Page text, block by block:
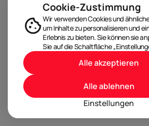
Cookie-Zustimmung
Wir verwenden Cookies und
um Inhalte zu personalisieren und
Erlebnis zu bieten. Sie können sie
Sie auf die Schaltfläche
Einstellungen
Alle ablehnen
Alle akzeptieren